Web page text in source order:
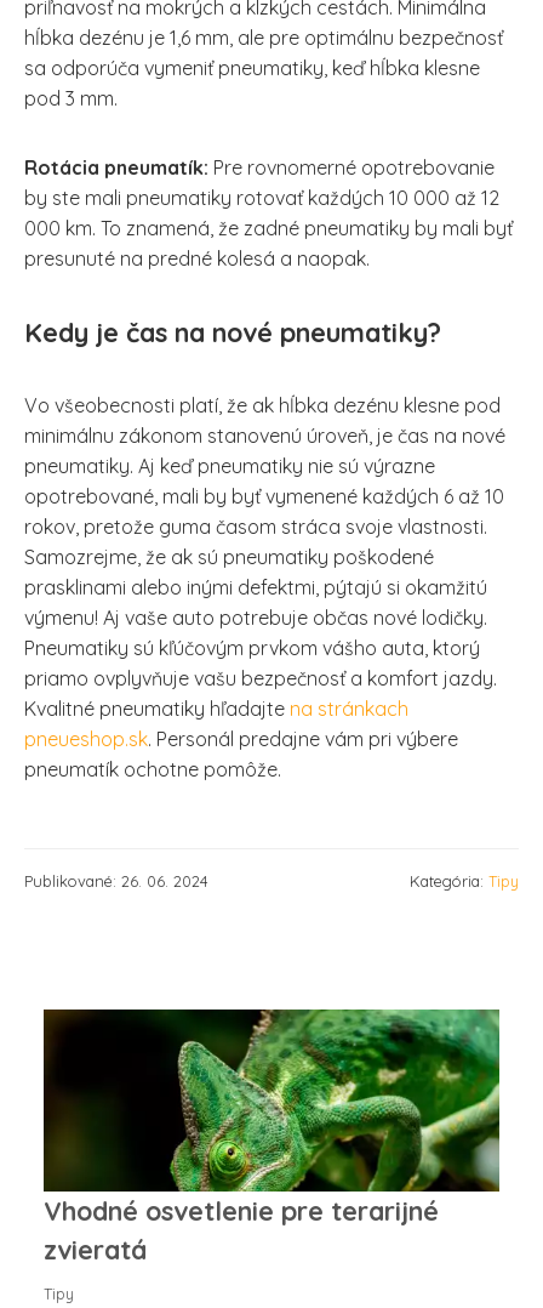
priľnavosť na mokrých a klzkých cestách. Minimálna
hĺbka dezénu je 1,6 mm, ale pre optimálnu bezpečnosť
sa odporúča vymeniť pneumatiky, keď hĺbka klesne
pod 3 mm.
Rotácia pneumatík: Pre rovnomerné opotrebovanie
by ste mali pneumatiky rotovať každých 10 000 až 12
000 km. To znamená, že zadné pneumatiky by mali byť
presunuté na predné kolesá a naopak.
Kedy je čas na nové pneumatiky?
Vo všeobecnosti platí, že ak hĺbka dezénu klesne pod
minimálnu zákonom stanovenú úroveň, je čas na nové
pneumatiky. Aj keď pneumatiky nie sú výrazne
opotrebované, mali by byť vymenené každých 6 až 10
rokov, pretože guma časom stráca svoje vlastnosti.
Samozrejme, že ak sú pneumatiky poškodené
prasklinami alebo inými defektmi, pýtajú si okamžitú
výmenu! Aj vaše auto potrebuje občas nové lodičky.
Pneumatiky sú kľúčovým prvkom vášho auta, ktorý
priamo ovplyvňuje vašu bezpečnosť a komfort jazdy.
Kvalitné pneumatiky hľadajte na stránkach
pneueshop.sk. Personál predajne vám pri výbere
pneumatík ochotne pomôže.
Publikované: 26. 06. 2024 Kategória: Tipy
Vhodné osvetlenie pre terarijné
zvieratá
Tipy